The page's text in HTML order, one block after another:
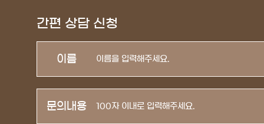
간편 상담 신청
이름
문의내용